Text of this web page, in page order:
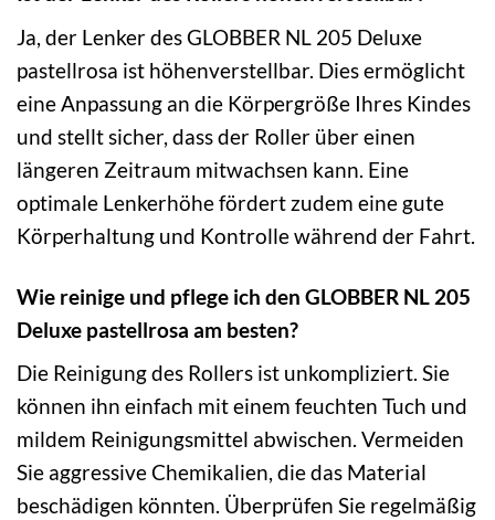
Ja, der Lenker des GLOBBER NL 205 Deluxe
pastellrosa ist höhenverstellbar. Dies ermöglicht
eine Anpassung an die Körpergröße Ihres Kindes
und stellt sicher, dass der Roller über einen
längeren Zeitraum mitwachsen kann. Eine
optimale Lenkerhöhe fördert zudem eine gute
Körperhaltung und Kontrolle während der Fahrt.
Wie reinige und pflege ich den GLOBBER NL 205
Deluxe pastellrosa am besten?
Die Reinigung des Rollers ist unkompliziert. Sie
können ihn einfach mit einem feuchten Tuch und
mildem Reinigungsmittel abwischen. Vermeiden
Sie aggressive Chemikalien, die das Material
beschädigen könnten. Überprüfen Sie regelmäßig